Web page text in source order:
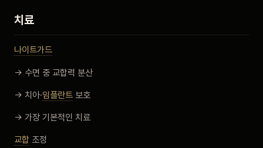
치료
나이트가드
→ 수면 중 교합력 분산
→ 치아·임플란트 보호
→ 가장 기본적인 치료
교합 조정